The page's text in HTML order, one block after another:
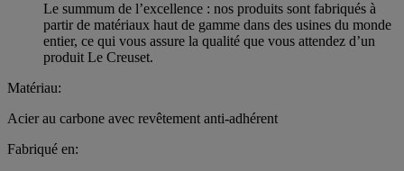
Le summum de l’excellence : nos produits sont fabriqués à
partir de matériaux haut de gamme dans des usines du monde
entier, ce qui vous assure la qualité que vous attendez d’un
produit Le Creuset.
Matériau:
Acier au carbone avec revêtement anti-adhérent
Fabriqué en: